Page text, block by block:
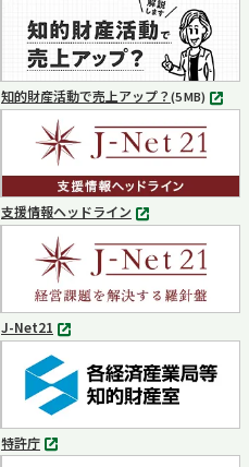
タ
ブ
で
開
く
知的財産活動で売上アップ？(5 MB) MP4
支援情報ヘッドライン
別
タ
ブ
で
開
く
J-Net21
別
タ
ブ
で
開
く
特許庁
別